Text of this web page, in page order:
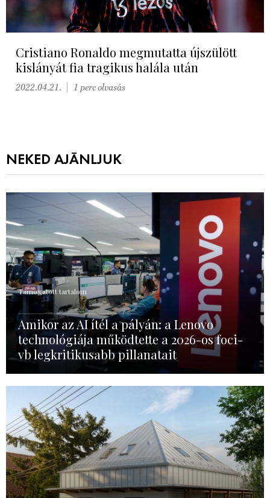
Cristiano Ronaldo megmutatta újszülött
kislányát fia tragikus halála után
2022.04.21. 1 perc olvasás
NEKED AJÁNLJUK
Támogatott tartalom
Amikor az AI ítél a pályán: a Lenovo
technológiája működtette a 2026-os foci-
vb legkritikusabb pillanatait